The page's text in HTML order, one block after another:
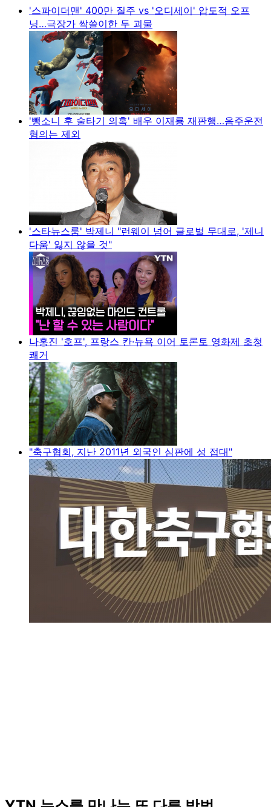
'스파이더맨' 400만 질주 vs '오디세이' 압도적 오프
닝…극장가 싹쓸이한 두 괴물
'뺑소니 후 술타기 의혹' 배우 이재룡 재판행…음주운전
혐의는 제외
'스타뉴스룸' 박제니 "런웨이 넘어 글로벌 무대로, '제니
다움' 잃지 않을 것"
나홍진 '호프', 프랑스 칸·뉴욕 이어 토론토 영화제 초청
쾌거
"축구협회, 지난 2011년 외국인 심판에 성 접대"